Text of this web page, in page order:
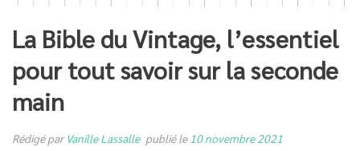
La Bible du Vintage, l’essentiel
pour tout savoir sur la seconde
main
Rédigé parVanille Lassalle publié le 10 novembre 2021